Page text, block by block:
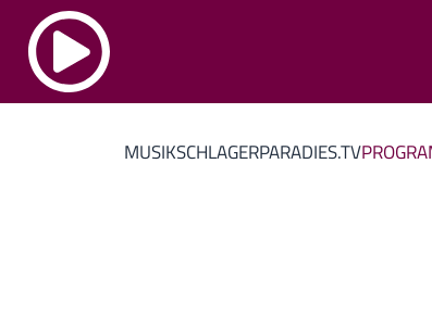
MUSIKSCHLAGERPARADIES.TV